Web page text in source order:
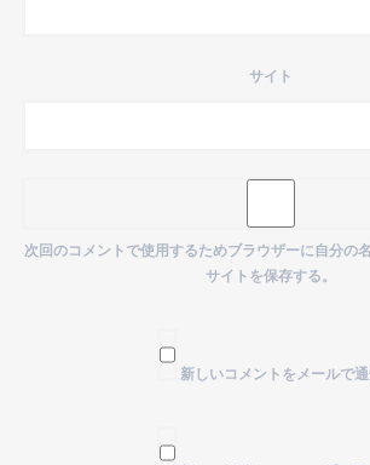
サイト
次回のコメントで使用するためブラウザーに自分の
サイトを保存する。
新しいコメントをメールで